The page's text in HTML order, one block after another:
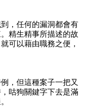
，任何的漏洞都會有
精生精事所描述的故
可以藉由職務之便，
，但這種案子一把又
咕狗關鍵字下去是滿